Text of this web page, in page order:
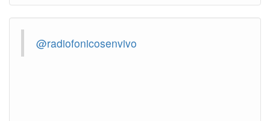
@radiofonicosenvivo